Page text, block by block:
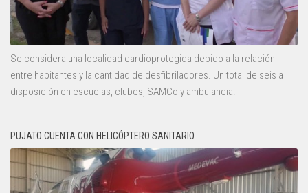
Se considera una localidad cardioprotegida debido a la relación
entre habitantes y la cantidad de desfibriladores. Un total de seis a
disposición en escuelas, clubes, SAMCo y ambulancia.
PUJATO CUENTA CON HELICÓPTERO SANITARIO